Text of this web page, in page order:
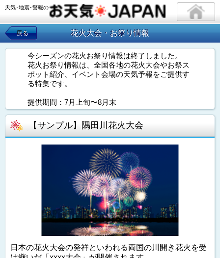
天気･地震･警報の
戻る 花火大会・お祭り情報
今シーズンの花火お祭り情報は終了しました。
花火お祭り情報は、全国各地の花火大会やお祭ス
ポット紹介、イベント会場の天気予報をご提供す
る特集です。
提供期間：7月上旬〜8月末
【サンプル】隅田川花火大会
日本の花火大会の発祥といわれる両国の川開き花火を受